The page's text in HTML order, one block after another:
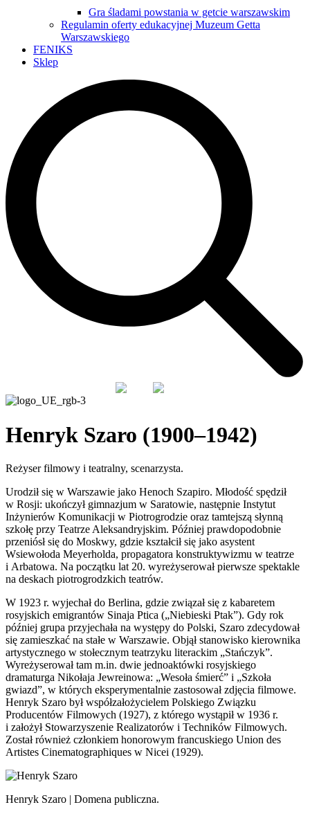
Gra śladami powstania w getcie warszawskim
Regulamin oferty edukacyjnej Muzeum Getta
Warszawskiego
FENIKS
Sklep
Henryk Szaro (1900–1942)
Reżyser filmowy i teatralny, scenarzysta.
Urodził się w Warszawie jako Henoch Szapiro. Młodość spędził
w Rosji: ukończył gimnazjum w Saratowie, następnie Instytut
Inżynierów Komunikacji w Piotrogrodzie oraz tamtejszą słynną
szkołę przy Teatrze Aleksandryjskim. Później prawdopodobnie
przeniósł się do Moskwy, gdzie kształcił się jako asystent
Wsiewołoda Meyerholda, propagatora konstruktywizmu w teatrze
i Arbatowa. Na początku lat 20. wyreżyserował pierwsze spektakle
na deskach piotrogrodzkich teatrów.
W 1923 r. wyjechał do Berlina, gdzie związał się z kabaretem
rosyjskich emigrantów Sinaja Ptica („Niebieski Ptak”). Gdy rok
później grupa przyjechała na występy do Polski, Szaro zdecydował
się zamieszkać na stałe w Warszawie. Objął stanowisko kierownika
artystycznego w stołecznym teatrzyku literackim „Stańczyk”.
Wyreżyserował tam m.in. dwie jednoaktówki rosyjskiego
dramaturga Nikołaja Jewreinowa: „Wesoła śmierć” i „Szkoła
gwiazd”, w których eksperymentalnie zastosował zdjęcia filmowe.
Henryk Szaro był współzałożycielem Polskiego Związku
Producentów Filmowych (1927), z którego wystąpił w 1936 r.
i założył Stowarzyszenie Realizatorów i Techników Filmowych.
Został również członkiem honorowym francuskiego Union des
Artistes Cinematographiques w Nicei (1929).
Henryk Szaro | Domena publiczna.